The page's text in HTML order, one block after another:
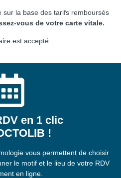
sur la base des tarifs remboursés
vous de votre carte vitale.
est accepté.
en 1 clic
!
vous permettent de choisir
le motif et le lieu de votre RDV
en ligne.